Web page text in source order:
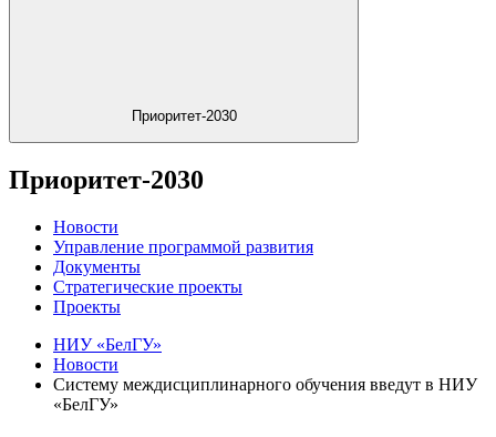
Приоритет-2030
Приоритет-2030
Новости
Управление программой развития
Документы
Стратегические проекты
Проекты
НИУ «БелГУ»
Новости
Систему междисциплинарного обучения введут в НИУ
«БелГУ»